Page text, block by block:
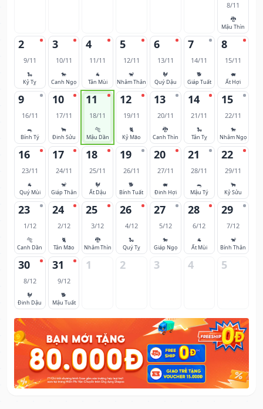
8/11
🐉
Mậu Thìn
2
9/11
🐍
Kỷ Tỵ
3
10/11
🐎
Canh Ngọ
4
11/11
🐐
Tân Mùi
5
12/11
🐒
Nhâm Thân
6
13/11
🐓
Quý Dậu
7
14/11
🐕
Giáp Tuất
8
15/11
🐖
Ất Hợi
9
16/11
🐀
Bính Tý
10
17/11
🐂
Đinh Sửu
11
18/11
🐅
Mậu Dần
12
19/11
🐈
Kỷ Mão
13
20/11
🐉
Canh Thìn
14
21/11
🐍
Tân Tỵ
15
22/11
🐎
Nhâm Ngọ
16
23/11
🐐
Quý Mùi
17
24/11
🐒
Giáp Thân
18
25/11
🐓
Ất Dậu
19
26/11
🐕
Bính Tuất
20
27/11
🐖
Đinh Hợi
21
28/11
🐀
Mậu Tý
22
29/11
🐂
Kỷ Sửu
23
1/12
🐅
Canh Dần
24
2/12
🐈
Tân Mão
25
3/12
🐉
Nhâm Thìn
26
4/12
🐍
Quý Tỵ
27
5/12
🐎
Giáp Ngọ
28
6/12
🐐
Ất Mùi
29
7/12
🐒
Bính Thân
30
8/12
🐓
Đinh Dậu
31
9/12
🐕
Mậu Tuất
1 2 3 4 5